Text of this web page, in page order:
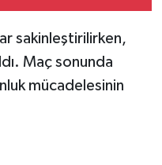
sakinleştirilirken,
Maç sonunda
mücadelesinin